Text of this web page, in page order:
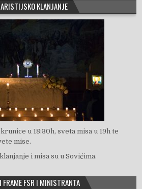
KLANJANJE
u 18:30h, sveta misa u 19h te
mise.
i misa su u Sovićima.
FRAME FSR I MINISTRANTA